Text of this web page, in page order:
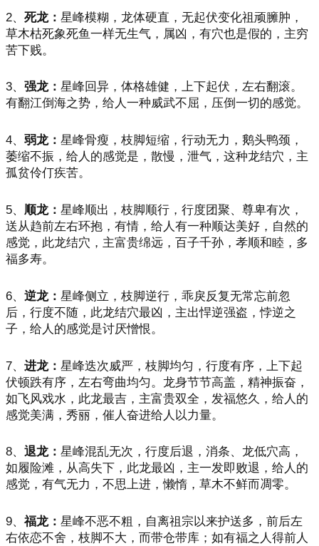
2、 死龙： 星峰模糊，龙体硬直，无起伏变化祖顽臃肿，
草木枯死象死鱼一样无生气，属凶，有穴也是假的，主穷
苦下贱。
3、 强龙： 星峰回异，体格雄健，上下起伏，左右翻滚。
有翻江倒海之势，给人一种威武不屈，压倒一切的感觉。
4、 弱龙： 星峰骨瘦，枝脚短缩，行动无力，鹅头鸭颈，
萎缩不振，给人的感觉是，散慢，泄气，这种龙结穴，主
孤贫伶仃疾苦。
5、 顺龙： 星峰顺出，枝脚顺行，行度团聚、尊卑有次，
送从趋前左右环抱，有情，给人有一种顺达美好，自然的
感觉，此龙结穴，主富贵绵远，百子千孙，孝顺和睦，多
福多寿。
6、 逆龙： 星峰侧立，枝脚逆行，乖戾反复无常忘前忽
后，行度不随，此龙结穴最凶，主出悍逆强盗，悖逆之
子，给人的感觉是讨厌憎恨。
7、 进龙： 星峰迭次威严，枝脚均匀，行度有序，上下起
伏顿跌有序，左右弯曲均匀。龙身节节高盖，精神振奋，
如飞风戏水，此龙最吉，主富贵双全，发福悠久，给人的
感觉美满，秀丽，催人奋进给人以力量。
8、 退龙： 星峰混乱无次，行度后退，消条、龙低穴高，
如履险滩，从高失下，此龙最凶，主一发即败退，给人的
感觉，有气无力，不思上进，懒惰，草木不鲜而凋零。
9、福龙： 星峰不恶不粗，自离祖宗以来护送多，前后左
右依恋不舍，枝脚不大，而带仓带库；如有福之人得前人